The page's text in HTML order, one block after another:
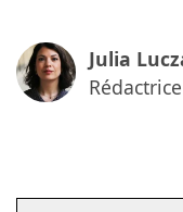
Julia